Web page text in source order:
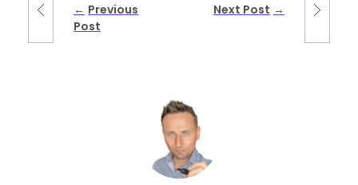
Previous
Post
Next Post